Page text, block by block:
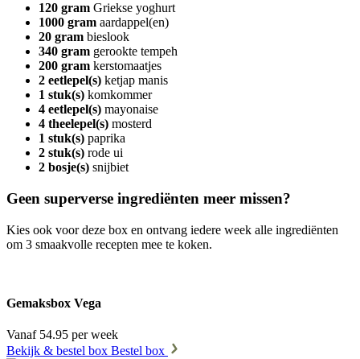
120 gram Griekse yoghurt
1000 gram aardappel(en)
20 gram bieslook
340 gram gerookte tempeh
200 gram kerstomaatjes
2 eetlepel(s) ketjap manis
1 stuk(s) komkommer
4 eetlepel(s) mayonaise
4 theelepel(s) mosterd
1 stuk(s) paprika
2 stuk(s) rode ui
2 bosje(s) snijbiet
Geen superverse ingrediënten meer missen?
Kies ook voor deze box en ontvang iedere week alle ingrediënten
om 3 smaakvolle recepten mee te koken.
Gemaksbox Vega
Vanaf 54.95 per week
Bekijk & bestel box Bestel box